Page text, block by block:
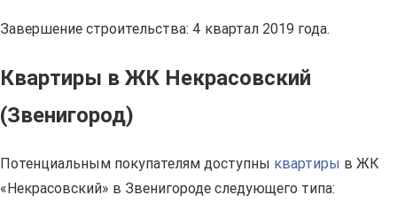
Завершение строительства: 4 квартал 2019 года.
Квартиры в ЖК Некрасовский
(Звенигород)
Потенциальным покупателям доступны квартиры в ЖК
«Некрасовский» в Звенигороде следующего типа: